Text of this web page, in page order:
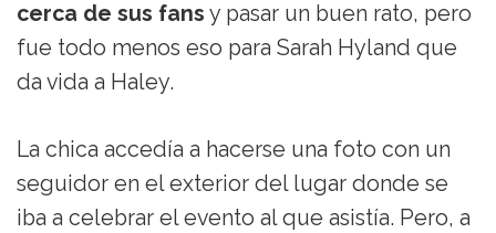
cerca de sus fans y pasar un buen rato, pero
fue todo menos eso para Sarah Hyland que
da vida a Haley.
La chica accedía a hacerse una foto con un
seguidor en el exterior del lugar donde se
iba a celebrar el evento al que asistía. Pero, a